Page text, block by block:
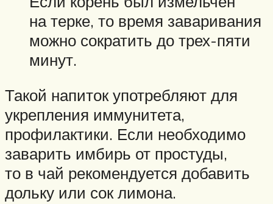
на терке, то время заваривания
можно сократить до трех-пяти
минут.
Такой напиток употребляют для
укрепления иммунитета,
профилактики. Если необходимо
заварить имбирь от простуды,
то в чай рекомендуется добавить
дольку или сок лимона.